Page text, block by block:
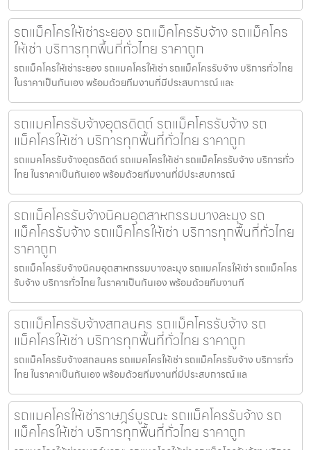
รถแม็คโครให้เช่าระยอง รถแม็คโครรับจ้าง รถแม็คโคร
ให้เช่า บริการทุกพื้นที่ทั่วไทย ราคาถูก
รถแม็คโครให้เช่าระยอง รถแมคโครให้เช่า รถแม็คโครรับจ้าง บริการทั่วไทย
ในราคาเป็นกันเอง พร้อมด้วยทีมงานที่มีประสบการณ์ และ
รถแมคโครรับจ้างอุตรดิตถ์ รถแม็คโครรับจ้าง รถ
แม็คโครให้เช่า บริการทุกพื้นที่ทั่วไทย ราคาถูก
รถแมคโครรับจ้างอุตรดิตถ์ รถแมคโครให้เช่า รถแม็คโครรับจ้าง บริการทั่ว
ไทย ในราคาเป็นกันเอง พร้อมด้วยทีมงานที่มีประสบการณ์
รถแม็คโครรับจ้างนิคมอุตสาหกรรมบางละมุง รถ
แม็คโครรับจ้าง รถแม็คโครให้เช่า บริการทุกพื้นที่ทั่วไทย
ราคาถูก
รถแม็คโครรับจ้างนิคมอุตสาหกรรมบางละมุง รถแมคโครให้เช่า รถแม็คโคร
รับจ้าง บริการทั่วไทย ในราคาเป็นกันเอง พร้อมด้วยทีมงานที
รถแม็คโครรับจ้างสกลนคร รถแม็คโครรับจ้าง รถ
แม็คโครให้เช่า บริการทุกพื้นที่ทั่วไทย ราคาถูก
รถแม็คโครรับจ้างสกลนคร รถแมคโครให้เช่า รถแม็คโครรับจ้าง บริการทั่ว
ไทย ในราคาเป็นกันเอง พร้อมด้วยทีมงานที่มีประสบการณ์ แล
รถแมคโครให้เช่าราษฎร์บูรณะ รถแม็คโครรับจ้าง รถ
แม็คโครให้เช่า บริการทุกพื้นที่ทั่วไทย ราคาถูก